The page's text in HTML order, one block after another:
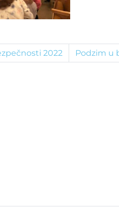
2022 Podzim u